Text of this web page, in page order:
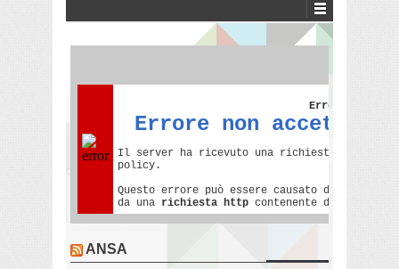
ANSA